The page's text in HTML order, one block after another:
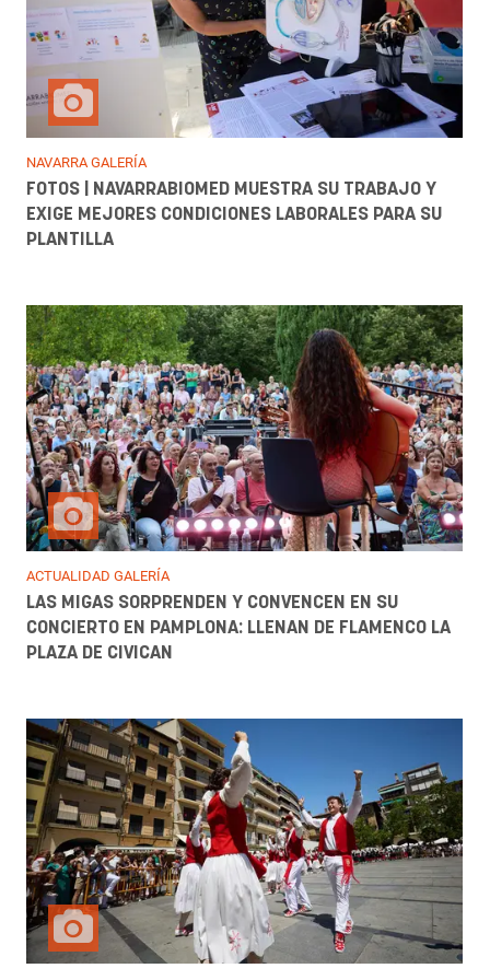
NAVARRA GALERÍA
FOTOS | NAVARRABIOMED MUESTRA SU TRABAJO Y
EXIGE MEJORES CONDICIONES LABORALES PARA SU
PLANTILLA
ACTUALIDAD GALERÍA
LAS MIGAS SORPRENDEN Y CONVENCEN EN SU
CONCIERTO EN PAMPLONA: LLENAN DE FLAMENCO LA
PLAZA DE CIVICAN